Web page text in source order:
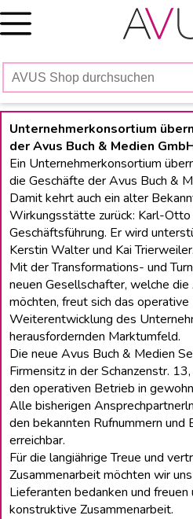
Skip
to
Unternehmerkonsortium
der Avus Buch & Medien
Ein Unternehmerkonsortium
die Geschäfte der Avus Buch &
Damit kehrt auch ein alter
Wirkungsstätte zurück: Karl-
Geschäftsführung. Er wird
Kerstin Walter und Kai Trierweiler.
Mit der Transformations- und
neuen Gesellschafter, welche
möchten, freut sich das
Weiterentwicklung des
herausfordernden Marktumfeld.
Die neue Avus Buch & Medien
Firmensitz in der Schanzenstr.
den operativen Betrieb in
Alle bisherigen
den bekannten Rufnummern
erreichbar.
Für die langiährige Treue und
Zusammenarbeit möchten wir
Lieferanten bedanken und
konstruktive Zusammenarbeit.